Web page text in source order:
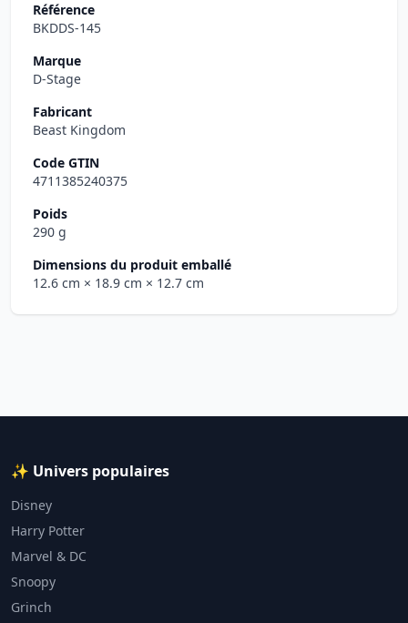
Référence
BKDDS-145
Marque
D-Stage
Fabricant
Beast Kingdom
Code GTIN
4711385240375
Poids
290 g
Dimensions du produit emballé
12.6 cm × 18.9 cm × 12.7 cm
✨ Univers populaires
Disney
Harry Potter
Marvel & DC
Snoopy
Grinch